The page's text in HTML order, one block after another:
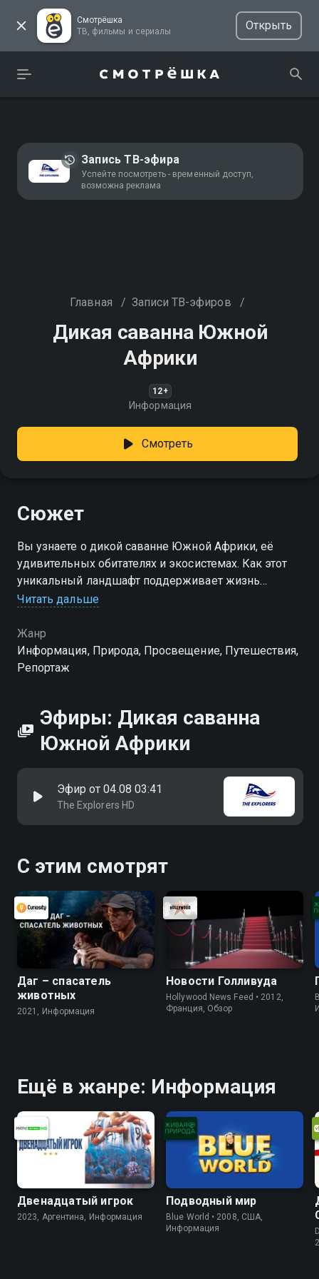
Смотрёшка
ТВ, фильмы и сериалы
Открыть
Запись ТВ-эфира
Успейте посмотреть - временный доступ,
возможна реклама
Главная / Записи ТВ-эфиров /
Дикая саванна Южной
Африки
12+
Информация
Смотреть
Сюжет
Вы узнаете о дикой саванне Южной Африки, её
удивительных обитателях и экосистемах. Как этот
уникальный ландшафт поддерживает жизнь
множества видов животных?
Читать дальше
Жанр
Информация, Природа, Просвещение, Путешествия,
Репортаж
Эфиры: Дикая саванна
Южной Африки
Эфир от 04.08 03:41
The Explorers HD
С этим смотрят
Даг – спасатель
животных
2021, Информация
Новости Голливуда
Hollywood News Feed • 2012,
Франция, Обзор
Ещё в жанре: Информация
Двенадцатый игрок
2023, Аргентина, Информация
Подводный мир
Blue World • 2008, США,
Информация